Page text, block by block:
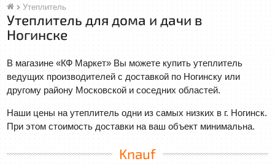
Утеплитель
Утеплитель для дома и дачи в
Ногинске
В магазине «КФ Маркет» Вы можете купить утеплитель
ведущих производителей с доставкой по Ногинску или
другому району Московской и соседних областей.
Наши цены на утеплитель одни из самых низких в г. Ногинск.
При этом стоимость доставки на ваш объект минимальна.
Knauf